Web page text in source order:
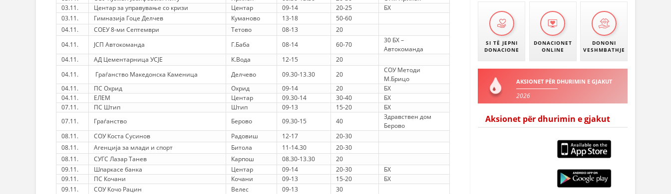
LIGJI I KRYQIT TË KUQ
STATUTI I KRYQIT TË KUQ
ORGANIZIMI DHE ZHVILLIMI
KUVENDI
STRUKTURA DHE STRUKTURA ORGANIZATIVE
DISEMINIMI
03.11.
Центар за управување со кризи Центар 09-14 20-25
БХ
03.11.
Гимназија Гоце Делчев Куманово 13-18
50-60
04.11.
СОЕУ 8-ми Септември Тетово 08-13
20
04.11.
ЈСП Автокоманда Г.Баба 08-14 60-70
30 БХ –
Автокоманда
04.11.
АД Цементарница УСЈЕ К.Вода 12-15
20
04.11.
Граѓанство Македонска Каменица Делчево 09.30-13.30 20
СОУ Методи
М.Брицо
04.11.
ПС Охрид Охрид 09-14 20
БХ
04.11.
ЕЛЕМ Центар 09.30-14 30-40
БХ
07.11.
ПС Штип Штип 09-13 15-20
БХ
07.11.
Граѓанство Берово 09.30-15 40
Здравствен дом
Берово
08.11.
СОУ Коста Сусинов Радовиш 12-17
20-30
08.11.
Агенција за млади и спорт Битола 11-14.30
20-30
08.11.
СУГС Лазар Танев Карпош 08.30-13.30
20
09.11.
Шпаркасе банка Центар 09-14 20-30
БХ
09.11.
ПС Кочани Кочани 09-13 15-20
БХ
09.11.
СОУ Кочо Рацин Велес 09-13
30
SI TË JEPNI
DONACIONE
DONACIONET
ONLINE
DONONI
VESHMBATHJE
AKSIONET PËR DHURIMIN E GJAKUT
2026
Aksionet për dhurimin e gjakut